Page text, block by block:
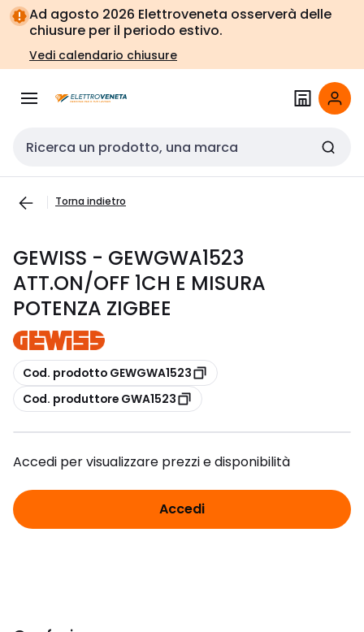
Vai alla
navigazione
Vai
alla
pagina
Ad agosto 2026 Elettroveneta osserverà delle
chiusure per il periodo estivo.
Vedi calendario chiusure
Cerca input
Torna indietro
GEWISS - GEWGWA1523
ATT.ON/OFF 1CH E MISURA
POTENZA ZIGBEE
copia
Cod. prodotto GEWGWA1523
copia
Cod. produttore GWA1523
Accedi per visualizzare prezzi e disponibilità
Accedi